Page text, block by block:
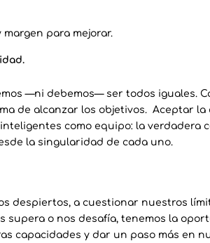
para mejorar.
—ni debemos— ser todos iguales.
de alcanzar los objetivos. Aceptar
como equipo: la verdadera
la singularidad de cada uno.
despiertos, a cuestionar nuestros
supera o nos desafía, tenemos la
capacidades y dar un paso más en